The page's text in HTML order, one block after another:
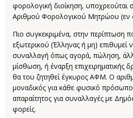
φορολογική διοίκηση, υποχρεούται
Αριθμού Φορολογικού Μητρώου (εν
Πιο συγκεκριμένα, στην περίπτωση
εξωτερικού (Έλληνας ή μη) επιθυμεί
συναλλαγή όπως αγορά, πώληση,
μίσθωση, ή έναρξη επιχειρηματικής
θα του ζητηθεί έγκυρος ΑΦΜ. Ο
μοναδικός για κάθε φυσικό πρόσωπο
απαραίτητος για συναλλαγές με
φορείς.